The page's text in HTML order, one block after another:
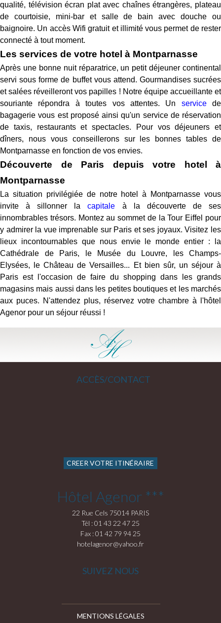
qualité, télévision écran plat avec chaînes étrangères, plateau
de courtoisie, mini-bar et salle de bain avec douche ou
baignoire. Un accès Wifi gratuit et illimité vous permet de rester
connecté à tout moment.
Les services de votre hotel à Montparnasse
Après une bonne nuit réparatrice, un petit déjeuner continental
servi sous forme de buffet vous attend. Gourmandises sucrées
et salées réveilleront vos papilles ! Notre équipe accueillante et
souriante répondra à toutes vos attentes. Un servicede
bagagerie vous est proposé ainsi qu'un service de réservation
de taxis, restaurants et spectacles. Pour vos déjeuners et
dîners, nous vous conseillerons sur les bonnes tables de
Montparnasse en fonction de vos envies.
Découverte de Paris depuis votre hotel à
Montparnasse
La situation privilégiée de notre hotel à Montparnasse vous
invite à sillonner lacapitale à la découverte de ses
innombrables trésors. Montez au sommet de la Tour Eiffel pour
y admirer la vue imprenable sur Paris et ses joyaux. Visitez les
lieux incontournables que nous envie le monde entier : la
Cathédrale de Paris, le Musée du Louvre, les Champs-
Elysées, le Château de Versailles... Et bien sûr, un séjour à
Paris est l'occasion de faire du shopping dans les grands
magasins mais aussi dans les petites boutiques et les marchés
aux puces. N'attendez plus, réservez votre chambre à l'hôtel
Agenor pour un séjour réussi !
ACCÈS/CONTACT
CREER VOTRE ITINÉRAIRE
Hôtel Agenor ***
22 Rue Cels 75014 PARIS
Tél : 01 43 22 47 25
Fax : 01 42 79 94 25
hotelagenor@yahoo.fr
SUIVEZ NOUS
MENTIONS LÉGALES